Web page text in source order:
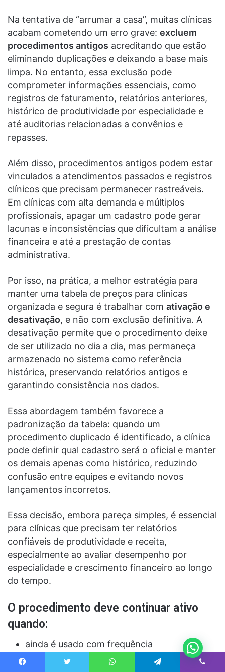
Na tentativa de “arrumar a casa”, muitas clínicas
acabam cometendo um erro grave: excluem
procedimentos antigos acreditando que estão
eliminando duplicações e deixando a base mais
limpa. No entanto, essa exclusão pode
comprometer informações essenciais, como
registros de faturamento, relatórios anteriores,
histórico de produtividade por especialidade e
até auditorias relacionadas a convênios e
repasses.
Além disso, procedimentos antigos podem estar
vinculados a atendimentos passados e registros
clínicos que precisam permanecer rastreáveis.
Em clínicas com alta demanda e múltiplos
profissionais, apagar um cadastro pode gerar
lacunas e inconsistências que dificultam a análise
financeira e até a prestação de contas
administrativa.
Por isso, na prática, a melhor estratégia para
manter uma tabela de preços para clínicas
organizada e segura é trabalhar com ativação e
desativação, e não com exclusão definitiva. A
desativação permite que o procedimento deixe
de ser utilizado no dia a dia, mas permaneça
armazenado no sistema como referência
histórica, preservando relatórios antigos e
garantindo consistência nos dados.
Essa abordagem também favorece a
padronização da tabela: quando um
procedimento duplicado é identificado, a clínica
pode definir qual cadastro será o oficial e manter
os demais apenas como histórico, reduzindo
confusão entre equipes e evitando novos
lançamentos incorretos.
Essa decisão, embora pareça simples, é essencial
para clínicas que precisam ter relatórios
confiáveis de produtividade e receita,
especialmente ao avaliar desempenho por
especialidade e crescimento financeiro ao longo
do tempo.
O procedimento deve continuar ativo
quando:
ainda é usado com frequência
faz parte de convênios ativos